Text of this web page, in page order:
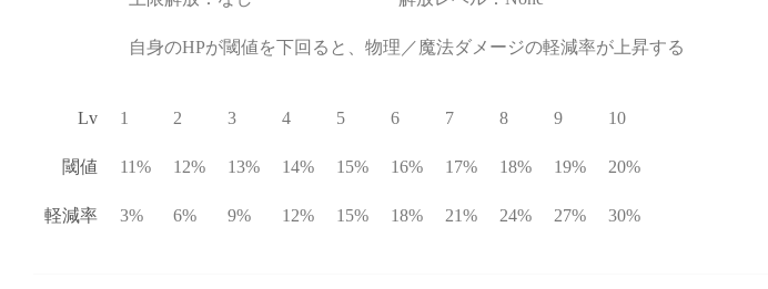
自身のHPが閾値を下回ると、物理／魔法ダメージの軽減率が上昇する
Lv 1 2 3 4 5 6 7 8 9 10
閾値 11% 12% 13% 14% 15% 16% 17% 18% 19% 20%
軽減率 3% 6% 9% 12% 15% 18% 21% 24% 27% 30%